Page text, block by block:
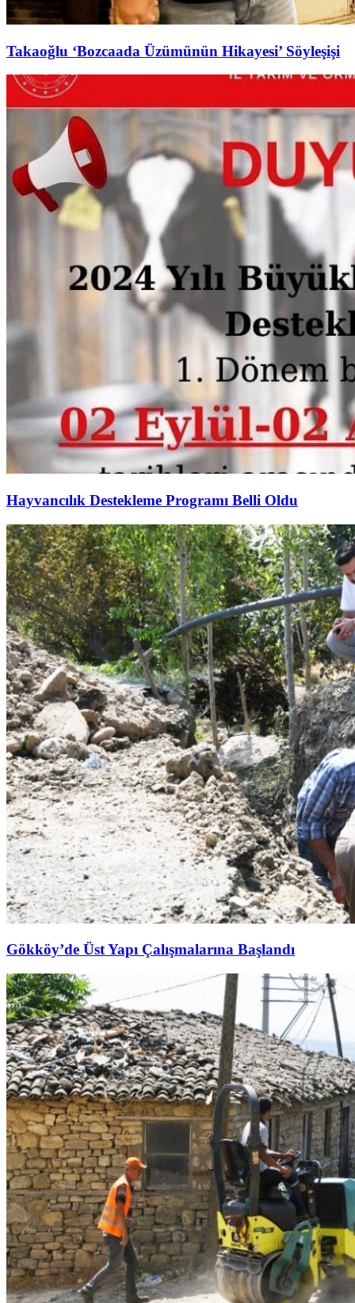
Takaoğlu ‘Bozcaada Üzümünün Hikayesi’ Söyleşişi
Hayvancılık Destekleme Programı Belli Oldu
Gökköy’de Üst Yapı Çalışmalarına Başlandı